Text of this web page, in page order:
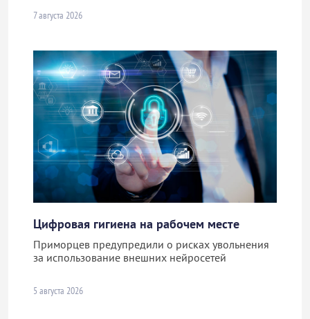
7 августа 2026
Цифровая гигиена на рабочем месте
Приморцев предупредили о рисках увольнения
за использование внешних нейросетей
5 августа 2026